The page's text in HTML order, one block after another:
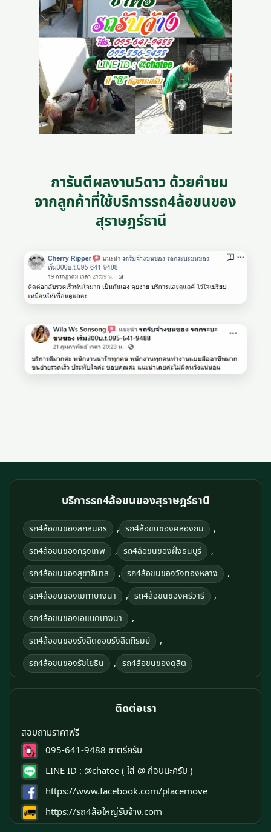
การันตีผลงาน5ดาว ด้วยคำชม
จากลูกค้าที่ใช้บริการรถ4ล้อขนของ
สุราษฎร์ธานี
บริการรถ4ล้อขนของสุราษฎร์ธานี
รถ4ล้อขนของสกลนคร , รถ4ล้อขนของคลองถม ,
รถ4ล้อขนของกรุงเทพ , รถ4ล้อขนของฝั่งธนบุรี ,
รถ4ล้อขนของสุขาภิบาล , รถ4ล้อขนของวังทองหลาง ,
รถ4ล้อขนของเมกาบางนา , รถ4ล้อขนของศรีวารี ,
รถ4ล้อขนของเอแบคบางนา ,
รถ4ล้อขนของรังสิตซอยรังสิตภิรมย์ ,
รถ4ล้อขนของรัชโยธิน , รถ4ล้อขนของดุสิต
ติดต่อเรา
สอบถามราคาฟรี
095-641-9488 ชาตรีครับ
LINE ID : @chatee( ใส่ @ ก่อนนะครับ )
https://www.facebook.com/placemove
https://รถ4ล้อใหญ่รับจ้าง.com